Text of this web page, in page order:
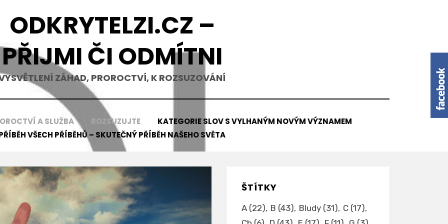
ODKRYTELZI.CZ –
PŘIJMI ČI ODMÍTNI
ZÁHAD, PROROCTVÍ, K ROZSUZOVÁNÍ
A SLUŽBA ROZSUZUJTE
KATEGORIE SLOV S VYLHANÝM NOVÝM VÝZNAMEM
VŠECH PŘÍBĚHŮ – SKUTEČNÝ PŘÍBĚH NAŠEHO SVĚTA
ŠTÍTKY
A(22) B (43) Bludy(31) C(17)